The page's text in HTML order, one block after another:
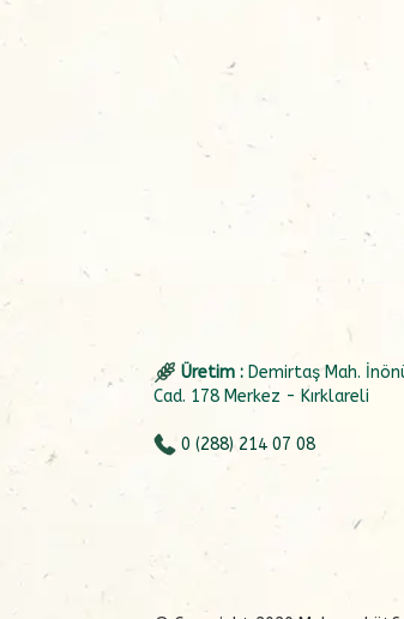
Üretim : Demirtaş Mah.
Cad. 178 Merkez - Kırklareli
0 (288) 214 07 08